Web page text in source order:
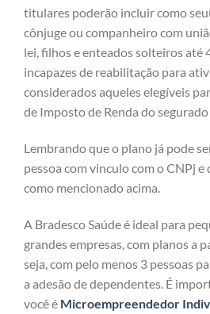
titulares poderão incluir como
cônjuge ou companheiro com
lei, filhos e enteados solteiros até
incapazes de reabilitação para
considerados aqueles elegíveis
de Imposto de Renda do
Lembrando que o plano já pode
pessoa com vinculo com o CNPj
como mencionado acima.
A Bradesco Saúde é ideal para
grandes empresas, com planos a
seja, com pelo menos 3 pessoas
a adesão de dependentes. É
você é Microempreendedor